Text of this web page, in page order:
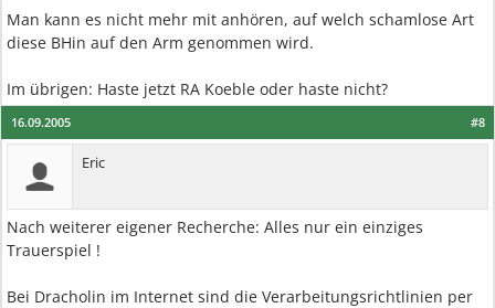
Man kann es nicht mehr mit anhören, auf welch schamlose Art
diese BHin auf den Arm genommen wird.
Im übrigen: Haste jetzt RA Koeble oder haste nicht?
#8
16.09.2005
Eric
Nach weiterer eigener Recherche: Alles nur ein einziges
Trauerspiel !
Bei Dracholin im Internet sind die Verarbeitungsrichtlinien per